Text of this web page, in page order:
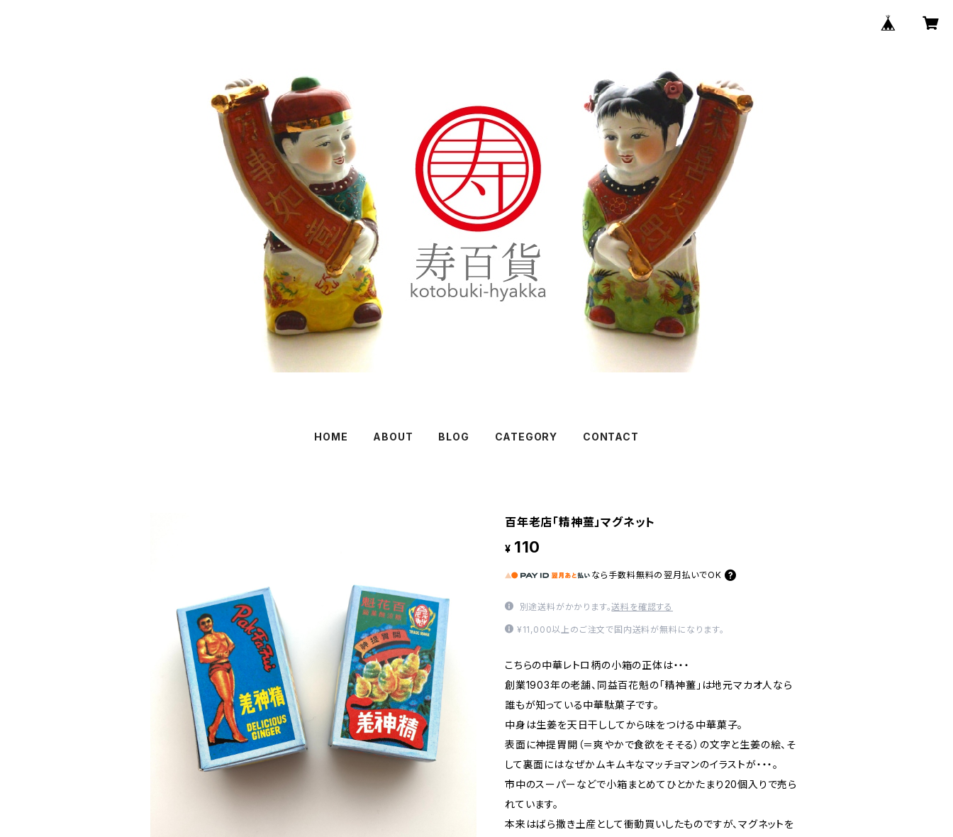
HOME ABOUT BLOG CATEGORY CONTACT
百年老店「精神薑」マグネット
¥ 110
なら 手数料無料の 翌月払いでOK
別途送料がかかります。送料を確認する
¥11,000以上のご注文で国内送料が無料になります。
こちらの中華レトロ柄の小箱の正体は・・・
創業1903年の老舗、同益百花魁の「精神薑」は地元マカオ人なら
誰もが知っている中華駄菓子です。
中身は生姜を天日干ししてから味をつける中華菓子。
表面に神提胃開（＝爽やかで食欲をそそる）の文字と生姜の絵、そ
して裏面にはなぜかムキムキなマッチョマンのイラストが・・・。
市中のスーパーなどで小箱まとめてひとかたまり20個入りで売ら
れています。
本来はばら撒き土産として衝動買いしたものですが、マグネットを